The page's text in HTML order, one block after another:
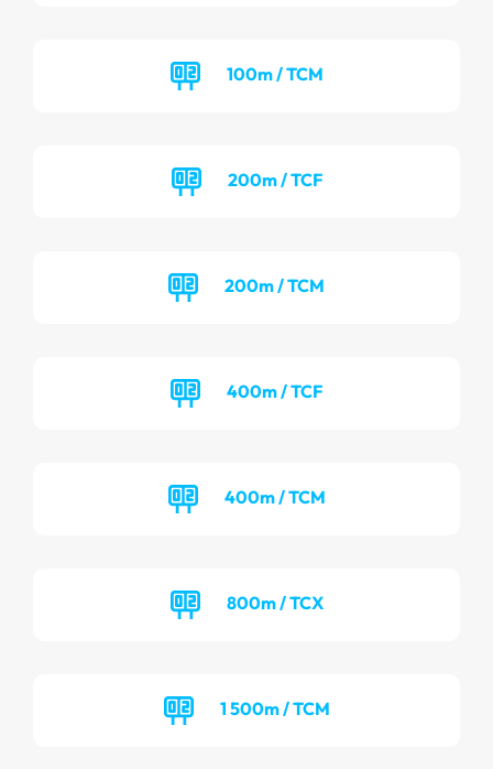
100m / TCM
200m / TCF
200m / TCM
400m / TCF
400m / TCM
800m / TCX
1 500m / TCM